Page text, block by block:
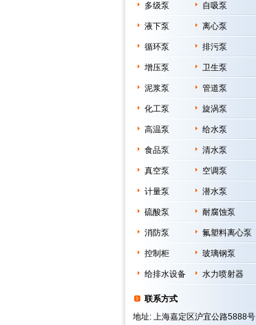
多级泵 自吸泵
液下泵 离心泵
循环泵 排污泵
增压泵 卫生泵
泥浆泵 管道泵
化工泵 旋涡泵
高温泵 给水泵
食品泵 清水泵
真空泵 空调泵
计量泵 潜水泵
硫酸泵 耐腐蚀泵
消防泵 氟塑料离心泵
控制柜 玻璃钢泵
给排水设备 水力喷射器
联系方式
地址: 上海嘉定区沪宜公路5888号